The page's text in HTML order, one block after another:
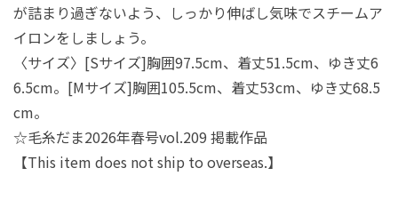
が詰まり過ぎないよう、しっかり伸ばし気味でスチームア
イロンをしましょう。
〈サイズ〉[Sサイズ]胸囲97.5cm、着丈51.5cm、ゆき丈6
6.5cm。[Mサイズ]胸囲105.5cm、着丈53cm、ゆき丈68.5
cm。
☆毛糸だま2026年春号vol.209 掲載作品
【This item does not ship to overseas.】